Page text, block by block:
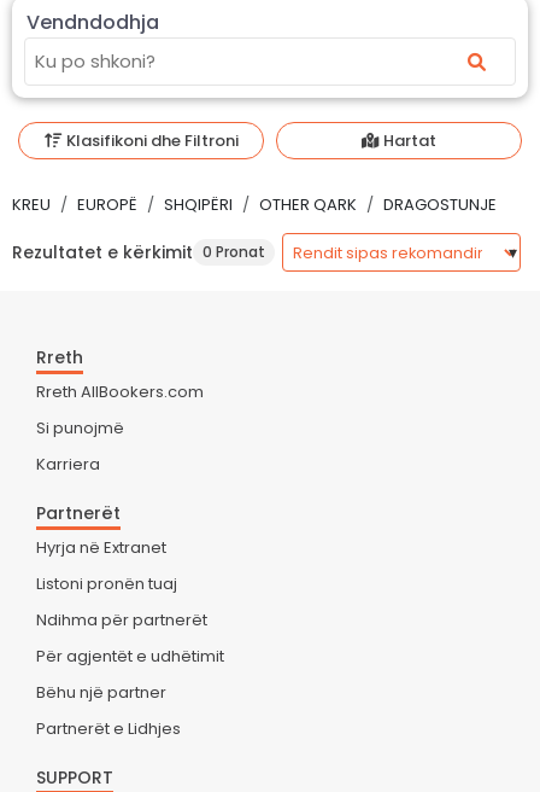
Vendndodhja
Klasifikoni dhe Filtroni Hartat
KREU EUROPË SHQIPËRI OTHER QARK DRAGOSTUNJE
Rezultatet e kërkimit 0 Pronat
Rreth
Rreth AllBookers.com
Si punojmë
Karriera
Partnerët
Hyrja në Extranet
Listoni pronën tuaj
Ndihma për partnerët
Për agjentët e udhëtimit
Bëhu një partner
Partnerët e Lidhjes
SUPPORT